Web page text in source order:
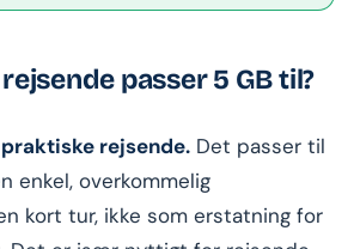
passer 5 GB til?
rejsende. Det passer til
enkel, overkommelig
kort tur, ikke som erstatning for